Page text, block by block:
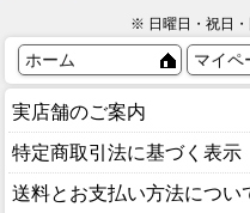
※ 日曜日・祝日
ホーム マイペ
実店舗のご案内
特定商取引法に基づく表示
送料とお支払い方法につい